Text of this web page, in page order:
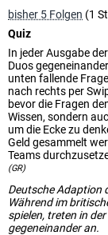
bisher 5 Folgen (1
Quiz
In jeder Ausgabe
Duos
unten fallende
nach rechts per
bevor die Fragen
Wissen, sondern
um die Ecke zu
Geld gesammelt
Teams
(GR)
Deutsche Adaption
Während im
spielen, treten in
gegeneinander an.